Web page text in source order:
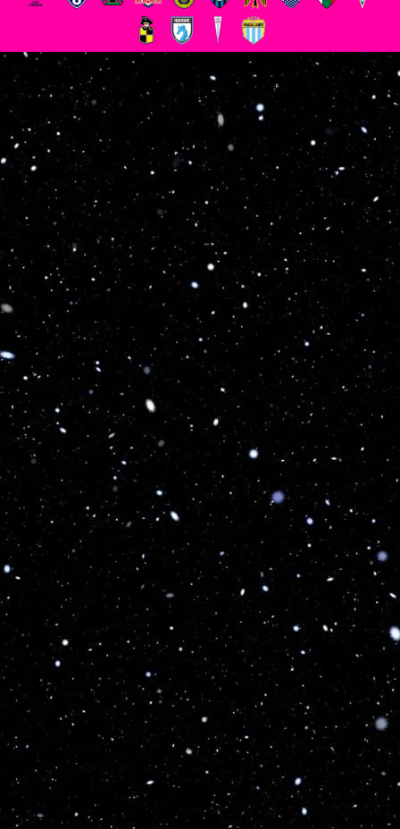
Optimized by Seraphinite Accelerator
Turns on site high speed to be attractive for people and search engines.